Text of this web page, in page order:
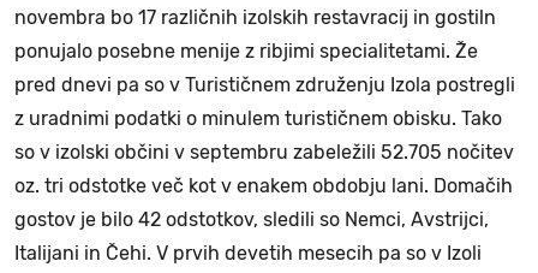
novembra bo 17 različnih izolskih restavracij in gostiln
ponujalo posebne menije z ribjimi specialitetami. Že
pred dnevi pa so v Turističnem združenju Izola postregli
z uradnimi podatki o minulem turističnem obisku. Tako
so v izolski občini v septembru zabeležili 52.705 nočitev
oz. tri odstotke več kot v enakem obdobju lani. Domačih
gostov je bilo 42 odstotkov, sledili so Nemci, Avstrijci,
Italijani in Čehi. V prvih devetih mesecih pa so v Izoli